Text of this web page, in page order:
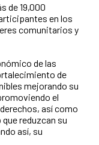
de 19,000
en los
comunitarios y
de las
de
mejorando su
el
así como
reduzcan su
así, su